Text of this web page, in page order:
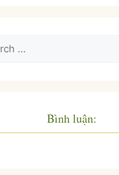
Bình luận: